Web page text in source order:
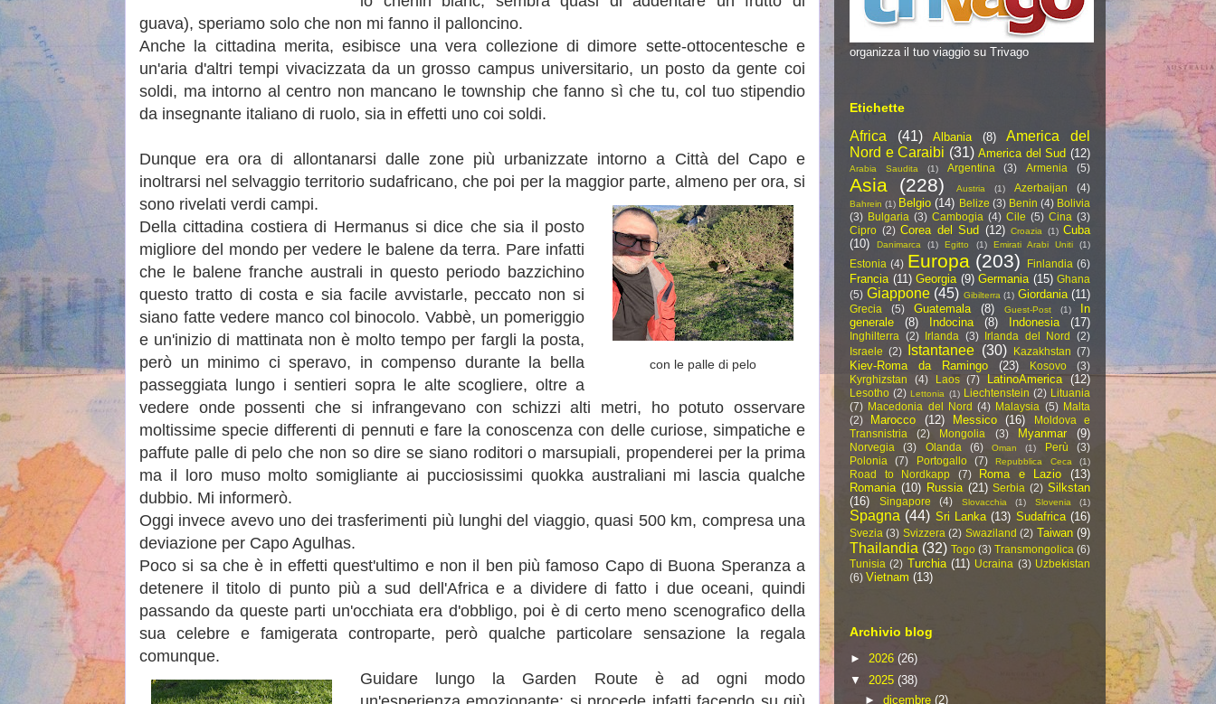
guava), speriamo solo che non mi fanno il palloncino.
Anche la cittadina merita, esibisce una vera collezione di dimore sette-ottocentesche e
un'aria d'altri tempi vivacizzata da un grosso campus universitario, un posto da gente coi
soldi, ma intorno al centro non mancano le township che fanno sì che tu, col tuo stipendio
da insegnante italiano di ruolo, sia in effetti uno coi soldi.
Dunque era ora di allontanarsi dalle zone più urbanizzate intorno a Città del Capo e
inoltrarsi nel selvaggio territorio sudafricano, che poi per la maggior parte, almeno per ora, si
sono rivelati verdi campi.
con le palle di pelo
Della cittadina costiera di Hermanus si dice che sia il posto
migliore del mondo per vedere le balene da terra. Pare infatti
che le balene franche australi in questo periodo bazzichino
questo tratto di costa e sia facile avvistarle, peccato non si
siano fatte vedere manco col binocolo. Vabbè, un pomeriggio
e un'inizio di mattinata non è molto tempo per fargli la posta,
però un minimo ci speravo, in compenso durante la bella
passeggiata lungo i sentieri sopra le alte scogliere, oltre a
vedere onde possenti che si infrangevano con schizzi alti metri, ho potuto osservare
moltissime specie differenti di pennuti e fare la conoscenza con delle curiose, simpatiche e
paffute palle di pelo che non so dire se siano roditori o marsupiali, propenderei per la prima
ma il loro muso molto somigliante ai pucciosissimi quokka australiani mi lascia qualche
dubbio. Mi informerò.
Oggi invece avevo uno dei trasferimenti più lunghi del viaggio, quasi 500 km, compresa una
deviazione per Capo Agulhas.
Poco si sa che è in effetti quest'ultimo e non il ben più famoso Capo di Buona Speranza a
detenere il titolo di punto più a sud dell'Africa e a dividere di fatto i due oceani, quindi
passando da queste parti un'occhiata era d'obbligo, poi è di certo meno scenografico della
sua celebre e famigerata controparte, però qualche particolare sensazione la regala
comunque.
Guidare lungo la Garden Route è ad ogni modo
organizza il tuo viaggio su Trivago
Etichette
Africa (41) Albania (8)
America del
Nord e Caraibi (31) America del Sud (12)
Arabia Saudita (1) Argentina (3) Armenia (5)
Asia (228) Austria (1) Azerbaijan (4)
Bahrein (1) Belgio (14) Belize (3) Benin (4) Bolivia
(3) Bulgaria (3) Cambogia (4) Cile (5) Cina (3)
Cipro (2) Corea del Sud (12) Croazia (1) Cuba
(10)
Danimarca (1) Egitto (1) Emirati Arabi Uniti (1)
Estonia (4) Europa (203) Finlandia (6)
Francia (11) Georgia (9) Germania (15) Ghana
(5) Giappone (45) Gibilterra (1) Giordania (11)
Grecia (5) Guatemala (8) Guest-Post (1)
In
generale
(8) Indocina (8) Indonesia (17)
Inghilterra (2) Irlanda (3) Irlanda del Nord
(2)
Israele (2) Istantanee (30) Kazakhstan (7)
Kiev-Roma da Ramingo (23) Kosovo
(3)
Kyrghizstan
(4) Laos (7) LatinoAmerica (12)
Lesotho (2) Lettonia (1) Liechtenstein (2) Lituania
(7) Macedonia del Nord (4) Malaysia (5) Malta
(2)
Marocco (12) Messico (16)
Moldova e
Transnistria
(2) Mongolia (3) Myanmar (9)
Norvegia (3) Olanda (6) Oman (1) Perù
(3)
Polonia
(7) Portogallo (7) Repubblica Ceca (1)
Road to Nordkapp (7) Roma e Lazio
(13)
Romania (10) Russia (21) Serbia (2) Silkstan
(16)
Singapore (4) Slovacchia (1) Slovenia (1)
Spagna (44) Sri Lanka (13) Sudafrica (16)
Svezia (3) Svizzera (2) Swaziland (2) Taiwan (9)
Thailandia (32) Togo (3) Transmongolica (6)
Tunisia (2) Turchia (11) Ucraina (3) Uzbekistan
(6) Vietnam (13)
Archivio blog
► 2026 (26)
▼ 2025 (38)
► dicembre (2)